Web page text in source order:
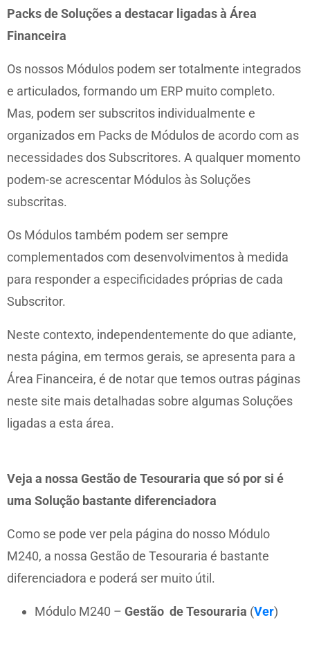
Packs de Soluções a destacar ligadas à Área
Financeira
Os nossos Módulos podem ser totalmente integrados
e articulados, formando um ERP muito completo.
Mas, podem ser subscritos individualmente e
organizados em Packs de Módulos de acordo com as
necessidades dos Subscritores. A qualquer momento
podem-se acrescentar Módulos às Soluções
subscritas.
Os Módulos também podem ser sempre
complementados com desenvolvimentos à medida
para responder a especificidades próprias de cada
Subscritor.
Neste contexto, independentemente do que adiante,
nesta página, em termos gerais, se apresenta para a
Área Financeira, é de notar que temos outras páginas
neste site mais detalhadas sobre algumas Soluções
ligadas a esta área.
Veja a nossa Gestão de Tesouraria que só por si é
uma Solução bastante diferenciadora
Como se pode ver pela página do nosso Módulo
M240, a nossa Gestão de Tesouraria é bastante
diferenciadora e poderá ser muito útil.
Módulo M240 – Gestão de Tesouraria (Ver)